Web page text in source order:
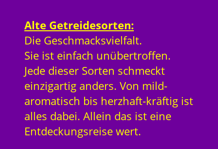
Alte Getreidesorten:
Die Geschmacksvielfalt.
Sie ist einfach unübertroffen.
Jede dieser Sorten schmeckt
einzigartig anders. Von mild-
aromatisch bis herzhaft-kräftig ist
alles dabei. Allein das ist eine
Entdeckungsreise wert.